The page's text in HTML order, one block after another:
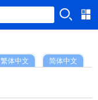
简体中文
繁体中文